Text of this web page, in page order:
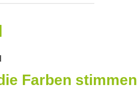
Farben ­stimmen